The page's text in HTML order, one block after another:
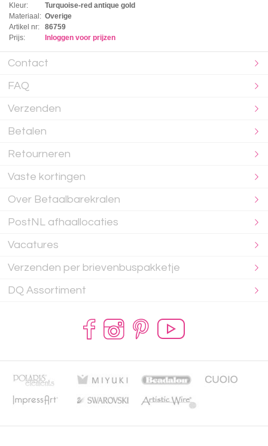
Kleur:
Turquoise-red antique gold
Materiaal: Overige
Artikel nr:
86759
Prijs:
Inloggen voor prijzen
Contact
FAQ
Verzenden
Betalen
Retourneren
Vaste kortingen
Over Betaalbarekralen
PostNL afhaallocaties
Vacatures
Verzenden per brievenbuspakketje
DQ Assortiment